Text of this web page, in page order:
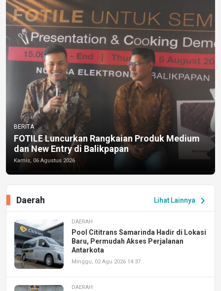
BERITA
FOTILE Luncurkan Rangkaian Produk Medium
dan New Entry di Balikpapan
Kamis, 06 Agustus 2026
Lihat Lainnya chevron_right
Daerah
DAERAH
Pool Cititrans Samarinda Hadir di Lokasi
Baru, Permudah Akses Perjalanan
Antarkota
Minggu, 02 Agu 2026 14:37
DAERAH